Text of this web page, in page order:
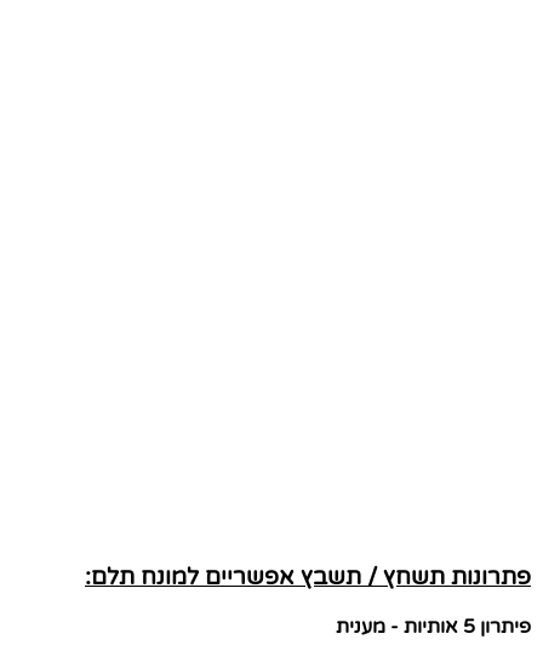
פתרונות תשחץ / תשבץ אפשריים למונח תלם:
פיתרון 5 אותיות - מענית